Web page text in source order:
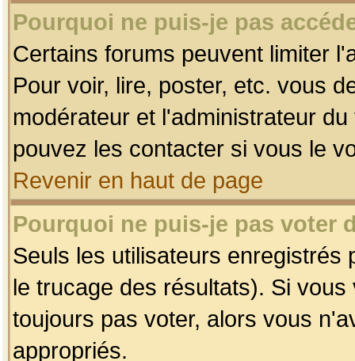
Pourquoi ne puis-je pas
Certains forums peuvent limiter
Pour voir, lire, poster, etc. vous
modérateur et l'administrateur
pouvez les contacter si vous le
Revenir en haut de page
Pourquoi ne puis-je pas voter
Seuls les utilisateurs enregistrés
le trucage des résultats). Si
toujours pas voter, alors vous
appropriés.